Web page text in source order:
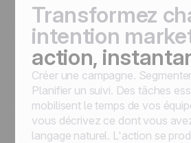
Transformez
intention
action,
Créer une campagne.
Planifier un suivi. Des tâches
mobilisent le temps de vos
vous décrivez ce dont vous
langage naturel. L'action se